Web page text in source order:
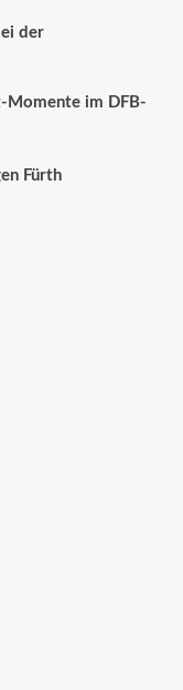
der
Momente im DFB-
Fürth